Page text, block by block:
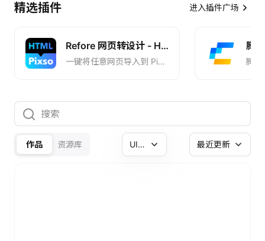
精选插件 进入插件广场
Refore 网页转设计 - HTML to Pixso
一键将任意网页导入到 Pixso, 一键导入 AI 设计到 Pixso
腾
腾讯
作品 资源库 UI组件集 最近更新